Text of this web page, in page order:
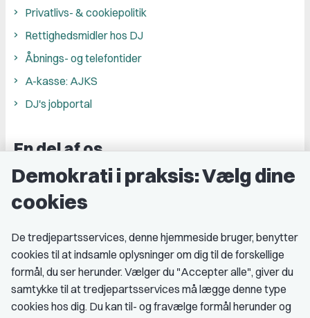
Privatlivs- & cookiepolitik
Rettighedsmidler hos DJ
Åbnings- og telefontider
A-kasse: AJKS
DJ's jobportal
En del af os
Grupper og kredse
Studenterorganisationer
Medlemskab
Fordele som medlem
Demokrati i praksis: Vælg dine
cookies
De tredjepartsservices, denne hjemmeside bruger, benytter
cookies til at indsamle oplysninger om dig til de forskellige
formål, du ser herunder. Vælger du "Accepter alle", giver du
samtykke til at tredjepartsservices må lægge denne type
cookies hos dig. Du kan til- og fravælge formål herunder og